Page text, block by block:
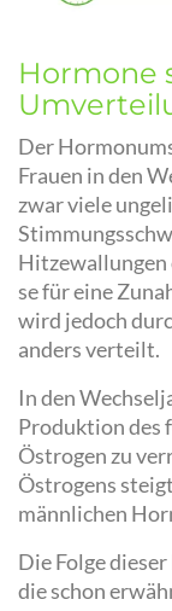
Hormone
Der
Frauen in den
zwar viele
Hitzewallungen
se für eine
wird jedoch
anders verteilt.
In den
Produktion des
Östrogen zu
Östrogens
männlichen
Die Folge
die schon